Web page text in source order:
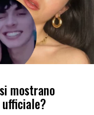
mostrano